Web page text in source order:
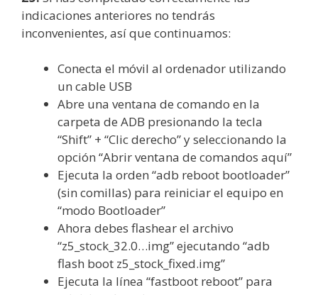
indicaciones anteriores no tendrás
inconvenientes, así que continuamos:
Conecta el móvil al ordenador utilizando
un cable USB
Abre una ventana de comando en la
carpeta de ADB presionando la tecla
“Shift” + “Clic derecho” y seleccionando la
opción “Abrir ventana de comandos aquí”
Ejecuta la orden “adb reboot bootloader”
(sin comillas) para reiniciar el equipo en
“modo Bootloader”
Ahora debes flashear el archivo
“z5_stock_32.0…img” ejecutando “adb
flash boot z5_stock_fixed.img”
Ejecuta la línea “fastboot reboot” para